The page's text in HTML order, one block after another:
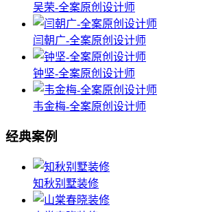
吴荣-全案原创设计师
闫朝广-全案原创设计师
钟坚-全案原创设计师
韦金梅-全案原创设计师
经典案例
知秋别墅装修